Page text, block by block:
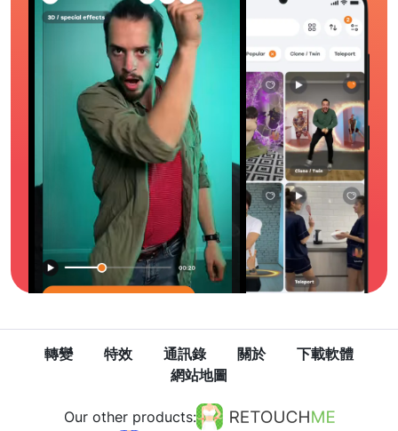
轉變 特效 通訊錄 關於
下載軟體
網站地圖
Our other products: